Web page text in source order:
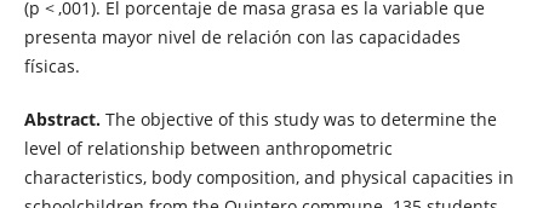
(p < ,001). El porcentaje de masa grasa es la variable que
presenta mayor nivel de relación con las capacidades
físicas.
Abstract.The objective of this study was to determine the
level of relationship between anthropometric
characteristics, body composition, and physical capacities in